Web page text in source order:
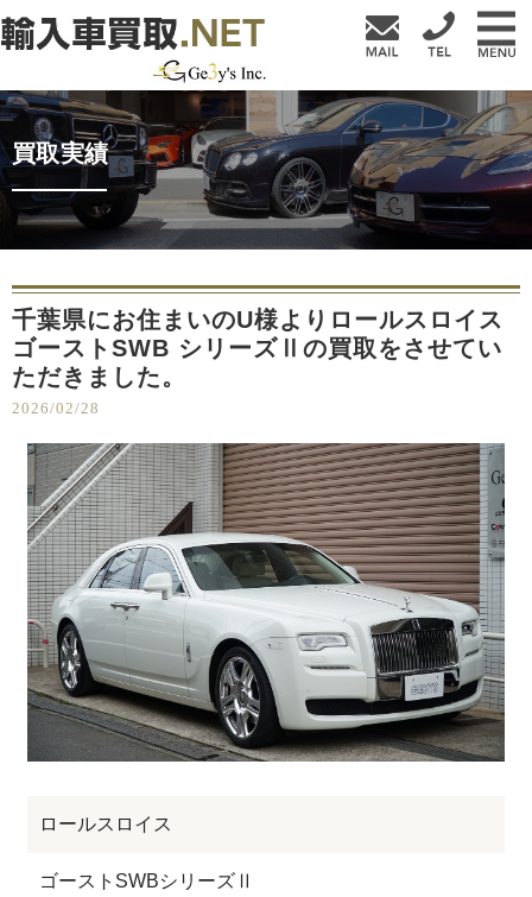
買取実績
千葉県にお住まいのU様よりロールスロイス
ゴーストSWB シリーズⅡの買取をさせてい
ただきました。
2026/02/28
ロールスロイス
ゴーストSWBシリーズⅡ